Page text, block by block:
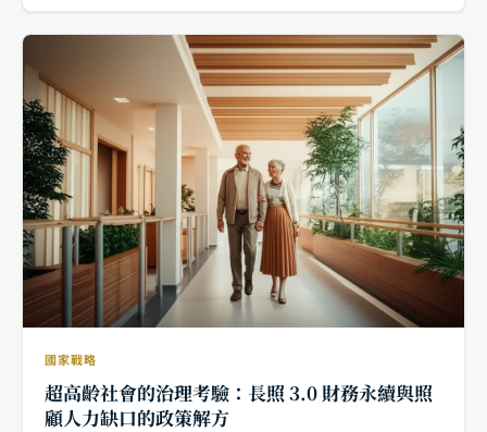
國家戰略
超高齡社會的治理考驗：長照 3.0 財務永續與照
顧人力缺口的政策解方